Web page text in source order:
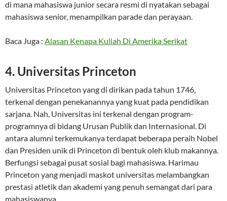
di mana mahasiswa junior secara resmi di nyatakan sebagai
mahasiswa senior, menampilkan parade dan perayaan.
Baca Juga : Alasan Kenapa Kuliah Di Amerika Serikat
4. Universitas Princeton
Universitas Princeton yang di dirikan pada tahun 1746,
terkenal dengan penekanannya yang kuat pada pendidikan
sarjana. Nah, Universitas ini terkenal dengan program-
programnya di bidang Urusan Publik dan Internasional. Di
antara alumni terkemukanya terdapat beberapa peraih Nobel
dan Presiden unik di Princeton di bentuk oleh klub makannya.
Berfungsi sebagai pusat sosial bagi mahasiswa. Harimau
Princeton yang menjadi maskot universitas melambangkan
prestasi atletik dan akademi yang penuh semangat dari para
mahasiswanya.